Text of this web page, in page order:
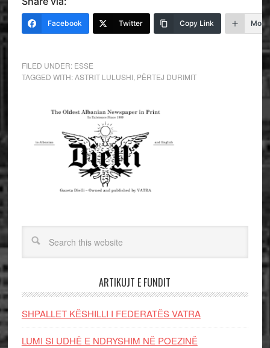
Facebook Twitter Copy Link More
FILED UNDER: ESSE
TAGGED WITH:ASTRIT LULUSHI, PËRTEJ DURIMIT
ARTIKUJT E FUNDIT
SHPALLET KËSHILLI I FEDERATËS VATRA
LUMI SI UDHË E NDRYSHIM NË POEZINË